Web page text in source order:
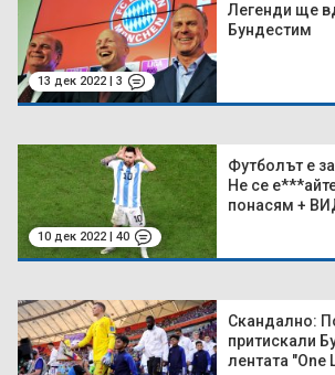
13 дек 2022 | 3
Легенди ще
Бундестим
10 дек 2022 | 40
Футболът е
Не се
понасям +
Скандално:
притискали
лентата "One